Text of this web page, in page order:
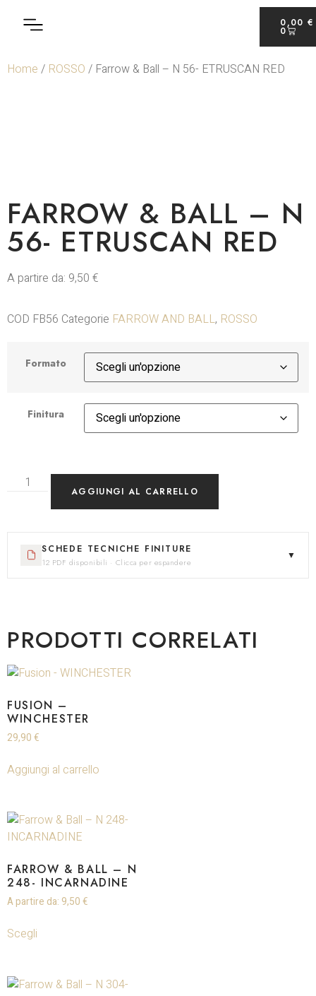
0,00 €
0
Home / ROSSO / Farrow & Ball – N 56- ETRUSCAN RED
FARROW & BALL – N
56- ETRUSCAN RED
A partire da: 9,50 €
COD FB56 Categorie FARROW AND BALL, ROSSO
Formato
Finitura
AGGIUNGI AL CARRELLO
SCHEDE TECNICHE FINITURE
12 PDF disponibili · Clicca per espandere
▼
PRODOTTI CORRELATI
FUSION –
WINCHESTER
29,90 €
Aggiungi al carrello
FARROW & BALL – N
248- INCARNADINE
A partire da: 9,50 €
Scegli